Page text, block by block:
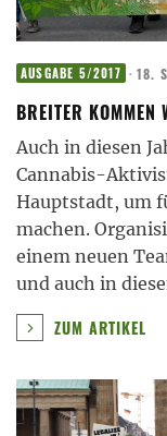
AUSGABE 5/2017 · 18.
BREITER KOMMEN
Auch in diesen
Cannabis-
Hauptstadt, um
machen.
einem neuen
und auch in
ZUM ARTIKEL